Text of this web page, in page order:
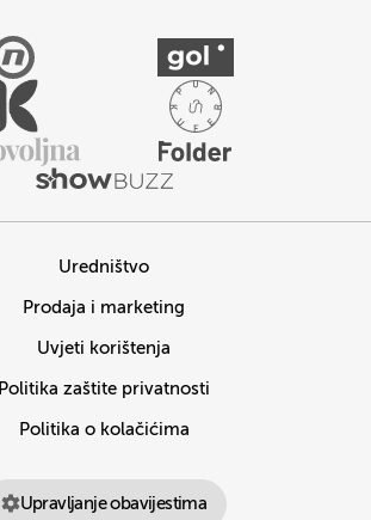
Uredništvo
Prodaja i marketing
Uvjeti korištenja
Politika zaštite privatnosti
Politika o kolačićima
Upravljanje obavijestima